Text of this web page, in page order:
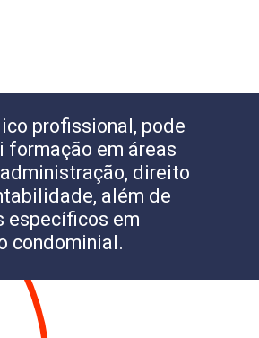
profissional, pode
formação em áreas
direito
além de
específicos em
condominial.